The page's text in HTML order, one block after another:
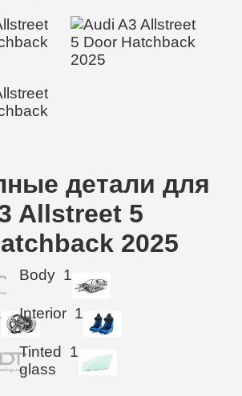
детали для
Allstreet 5
2025
Body 1
Interior 1
Tinted
glass
1